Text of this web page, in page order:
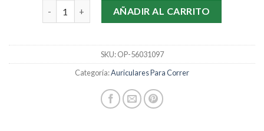
auriculares para correr cantidad
AÑADIR AL CARRITO
SKU:OP-56031097
Categoría:Auriculares Para Correr